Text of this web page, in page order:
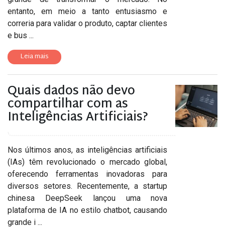
entanto, em meio a tanto entusiasmo e
correria para validar o produto, captar clientes
e bus ...
Leia mais
Quais dados não devo
compartilhar com as
Inteligências Artificiais?
Nos últimos anos, as inteligências artificiais
(IAs) têm revolucionado o mercado global,
oferecendo ferramentas inovadoras para
diversos setores. Recentemente, a startup
chinesa DeepSeek lançou uma nova
plataforma de IA no estilo chatbot, causando
grande i ...